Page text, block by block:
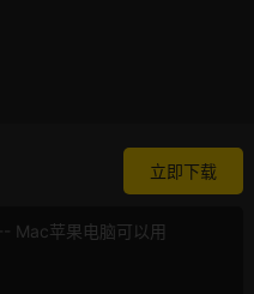
立即下载
-- Mac苹果电脑可以用